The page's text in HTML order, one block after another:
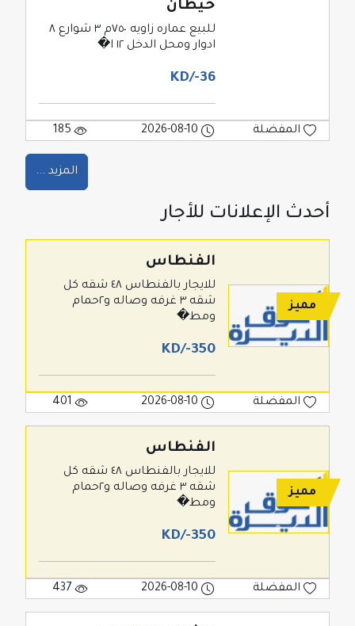
خيطان
للبيع عماره زاويه ٧٥٠م ٣ شوارع ٨
ادوار ومحل الدخل ١٢ ا�
36-/KD
المفضلة 185
المزيد ...
أحدث الإعلانات للأجار
مميز
الفنطاس
للايجار بالفنطاس ٤٨ شقه كل
شقه ٣ غرفه وصاله و٢حمام
ومط�
350-/KD
المفضلة 401
مميز
الفنطاس
للايجار بالفنطاس ٤٨ شقه كل
شقه ٣ غرفه وصاله و٢حمام
ومط�
350-/KD
المفضلة 437